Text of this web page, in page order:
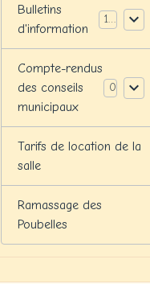
Bulletins
d'information
12
Compte-rendus
des conseils
municipaux
Tarifs de location de la
salle
Ramassage des
Poubelles